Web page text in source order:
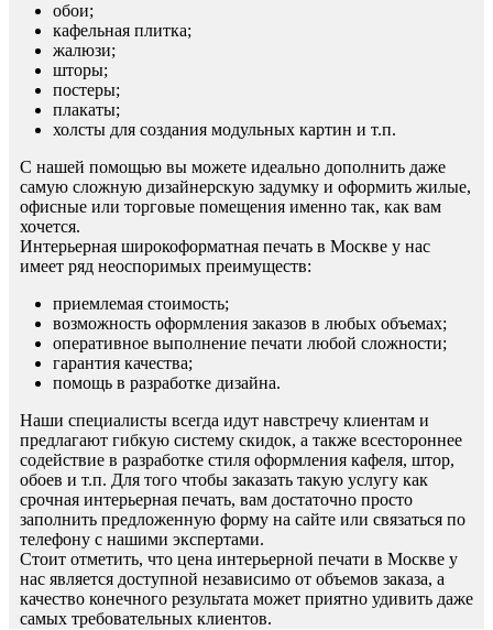
обои;
кафельная плитка;
жалюзи;
шторы;
постеры;
плакаты;
холсты для создания модульных картин и т.п.
С нашей помощью вы можете идеально дополнить даже
самую сложную дизайнерскую задумку и оформить жилые,
офисные или торговые помещения именно так, как вам
хочется.
Интерьерная широкоформатная печать в Москве у нас
имеет ряд неоспоримых преимуществ:
приемлемая стоимость;
возможность оформления заказов в любых объемах;
оперативное выполнение печати любой сложности;
гарантия качества;
помощь в разработке дизайна.
Наши специалисты всегда идут навстречу клиентам и
предлагают гибкую систему скидок, а также всестороннее
содействие в разработке стиля оформления кафеля, штор,
обоев и т.п. Для того чтобы заказать такую услугу как
срочная интерьерная печать, вам достаточно просто
заполнить предложенную форму на сайте или связаться по
телефону с нашими экспертами.
Стоит отметить, что цена интерьерной печати в Москве у
нас является доступной независимо от объемов заказа, а
качество конечного результата может приятно удивить даже
самых требовательных клиентов.